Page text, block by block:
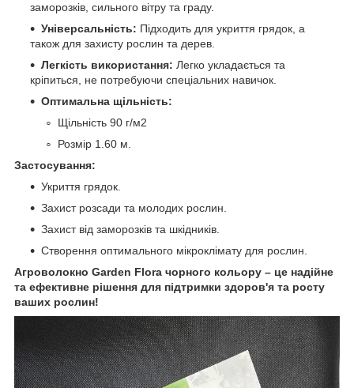
заморозків, сильного вітру та граду.
Універсальність: Підходить для укриття грядок, а
також для захисту рослин та дерев.
Легкість використання: Легко укладається та
кріпиться, не потребуючи спеціальних навичок.
Оптимальна щільність:
Щільність 90 г/м2
Розмір 1.60 м.
Застосування:
Укриття грядок.
Захист розсади та молодих рослин.
Захист від заморозків та шкідників.
Створення оптимального мікроклімату для рослин.
Агроволокно Garden Flora чорного кольору – це надійне
та ефективне рішення для підтримки здоров'я та росту
ваших рослин!